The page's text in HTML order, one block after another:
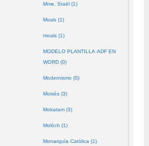
Mme. Staël (1)
Moab (1)
moals (1)
MODELO PLANTILLA ADF EN
WORD (0)
Modernismo (0)
Moisés (3)
Mokatam (3)
Molóch (1)
Monarquía Católica (1)